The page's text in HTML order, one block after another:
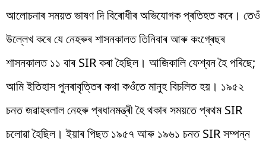
আলোচনাৰ সময়ত ভাষণ দি বিৰোধীৰ অভিযোগক প্ৰতিহত কৰে। তেওঁ
উল্লেখ কৰে যে নেহৰুৰ শাসনকালত তিনিবাৰ আৰু কংগ্ৰেছৰ
শাসনকালত ১১ বাৰ SIR কৰা হৈছিল। আজিকালি ফেশ্বন হৈ পৰিছে;
আমি ইতিহাস পুনৰাবৃত্তিৰ কথা কওঁতে মানুহ বিচলিত হয়। ১৯৫২
চনত জৱাহৰলাল নেহৰু প্ৰধানমন্ত্ৰী হৈ থকাৰ সময়তে প্ৰথম SIR
চলোৱা হৈছিল। ইয়াৰ পিছত ১৯৫৭ আৰু ১৯৬১ চনত SIR সম্পন্ন